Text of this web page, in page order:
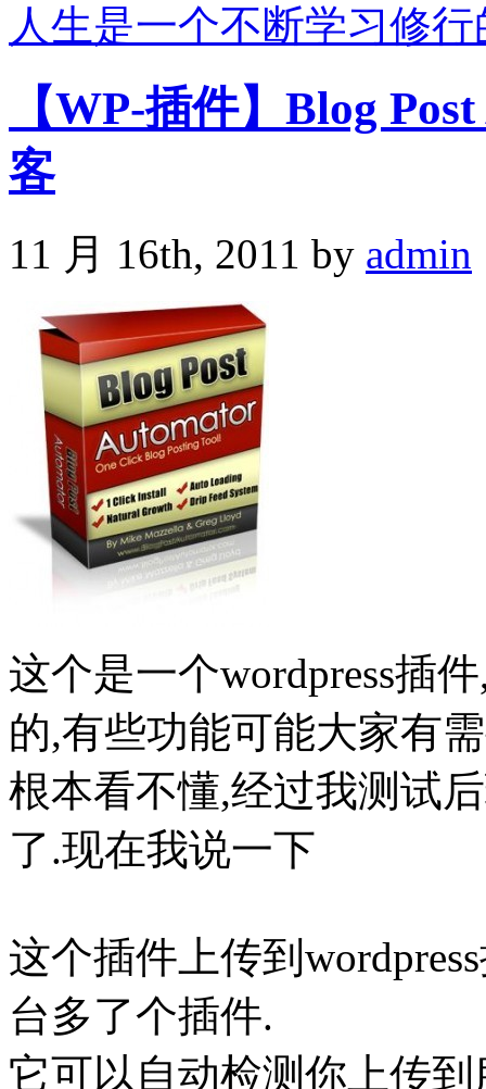
人生是一个不断学习修
【WP-插件】Blog
客
11 月 16th, 2011 by admin
这个是一个wordpress插
的,有些功能可能大家有
根本看不懂,经过我测试
了.现在我说一下
这个插件上传到
台多了个插件.
它可以自动检测你上传